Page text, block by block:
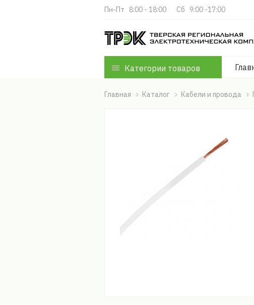
Пн-Пт   8:00 - 18:00 Cб   9:00 -17:00
Категории товаров
Главная Каталог Кабели и провода